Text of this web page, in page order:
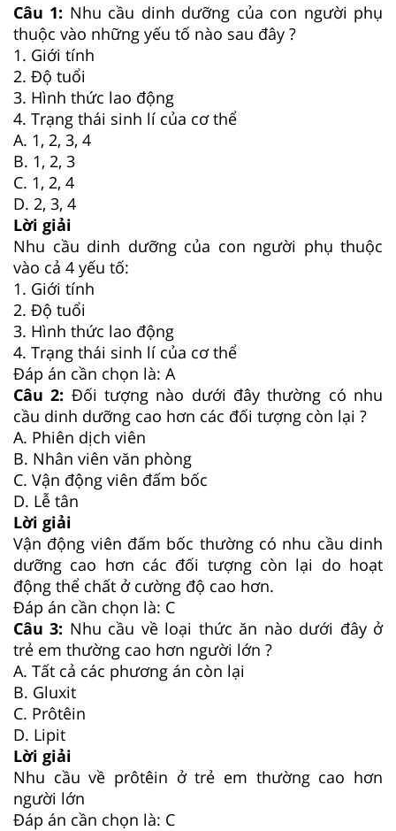
Câu 1: Nhu cầu dinh dưỡng của con người phụ
thuộc vào những yếu tố nào sau đây ?
1. Giới tính
2. Độ tuổi
3. Hình thức lao động
4. Trạng thái sinh lí của cơ thể
A. 1, 2, 3, 4
B. 1, 2, 3
C. 1, 2, 4
D. 2, 3, 4
Lời giải
Nhu cầu dinh dưỡng của con người phụ thuộc
vào cả 4 yếu tố:
1. Giới tính
2. Độ tuổi
3. Hình thức lao động
4. Trạng thái sinh lí của cơ thể
Đáp án cần chọn là: A
Câu 2: Đối tượng nào dưới đây thường có nhu
cầu dinh dưỡng cao hơn các đối tượng còn lại ?
A. Phiên dịch viên
B. Nhân viên văn phòng
C. Vận động viên đấm bốc
D. Lễ tân
Lời giải
Vận động viên đấm bốc thường có nhu cầu dinh
dưỡng cao hơn các đối tượng còn lại do hoạt
động thể chất ở cường độ cao hơn.
Đáp án cần chọn là: C
Câu 3: Nhu cầu về loại thức ăn nào dưới đây ở
trẻ em thường cao hơn người lớn ?
A. Tất cả các phương án còn lại
B. Gluxit
C. Prôtêin
D. Lipit
Lời giải
Nhu cầu về prôtêin ở trẻ em thường cao hơn
người lớn
Đáp án cần chọn là: C